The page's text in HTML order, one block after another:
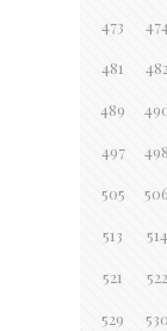
473
481
489
497 498
505 506
513 514
521 522
529 530